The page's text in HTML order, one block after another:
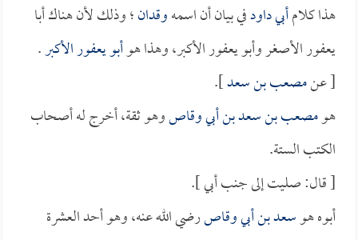
هذا كلامأبي داودفي بيان أن اسمهوقدان؛ وذلك لأن هناك أبا
يعفور الأصغر وأبو يعفور الأكبر، وهذا هوأبو يعفور الأكبر.
[ عنمصعب بن سعد].
هومصعب بن سعد بن أبي وقاصوهو ثقة، أخرج له أصحاب
الكتب الستة.
[ قال: صليت إلى جنب أبي ].
أبوه هوسعد بن أبي وقاصرضي الله عنه، وهو أحد العشرة